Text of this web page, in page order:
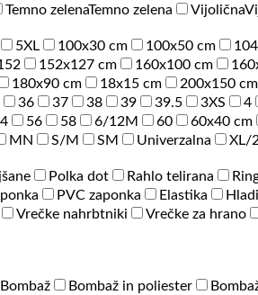
Temno zelenaTemno zelena Vijolična
5XL 100x30 cm 100x50 cm 104
152x127 cm 160x100 cm
180x90 cm 18x15 cm 200x150 cm
36 37 38 39 39.5 3XS 4
56 58 6/12M 60 60x40 cm
MN S/M SM Univerzalna
XL/
Polka dot Rahlo telirana
PVC zaponka Elastika
Vrečke nahrbtniki Vrečke za hrano
Bombaž Bombaž in poliester